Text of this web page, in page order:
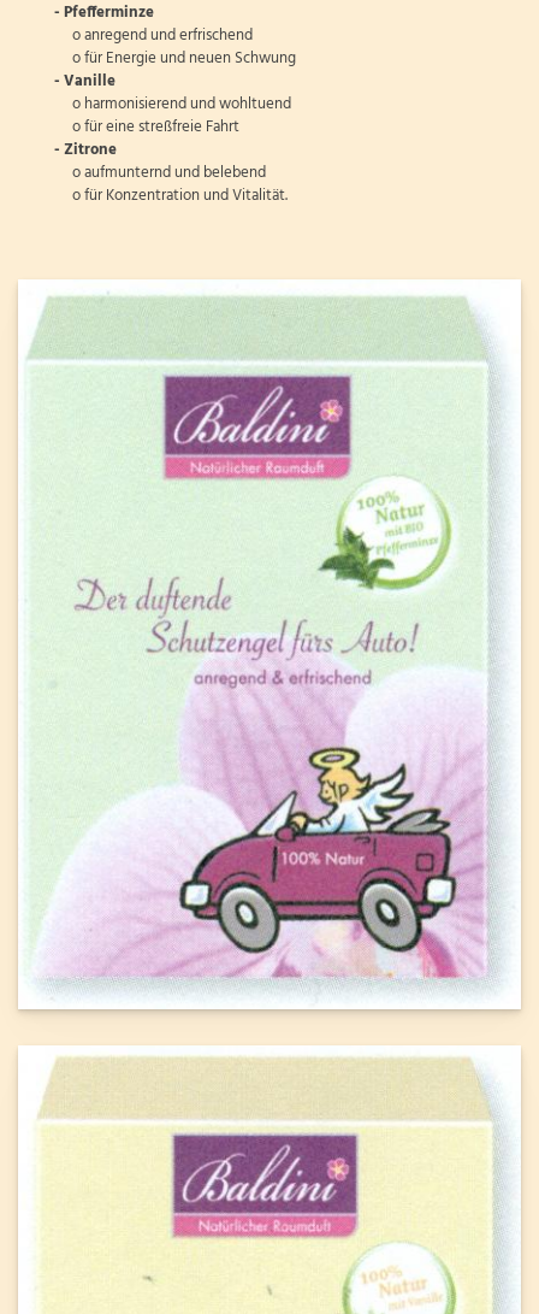
-Pfefferminze
o anregend und erfrischend
o für Energie und neuen Schwung
- Vanille
o harmonisierend und wohltuend
o für eine streßfreie Fahrt
-Zitrone
o aufmunternd und belebend
o für Konzentration und Vitalität.